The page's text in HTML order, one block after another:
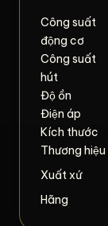
Công suất
động cơ
Công suất
hút
Độ ồn
Điện áp
Kích thước
Thương hiệu
Xuất xứ
Hãng